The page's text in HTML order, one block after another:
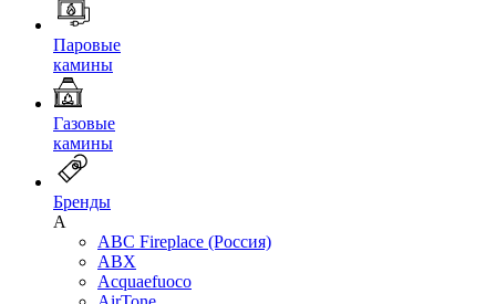
Паровые
камины
Газовые
камины
Бренды
A
ABC Fireplace (Россия)
ABX
Acquaefuoco